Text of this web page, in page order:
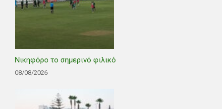
Νικηφόρο το σημερινό φιλικό
08/08/2026